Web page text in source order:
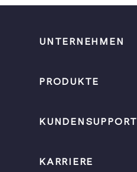
UNTERNEHMEN
PRODUKTE
KUNDENSUPPORT
KARRIERE